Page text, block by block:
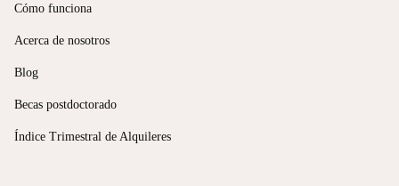
Cómo funciona
Acerca de nosotros
Blog
Becas postdoctorado
Índice Trimestral de Alquileres